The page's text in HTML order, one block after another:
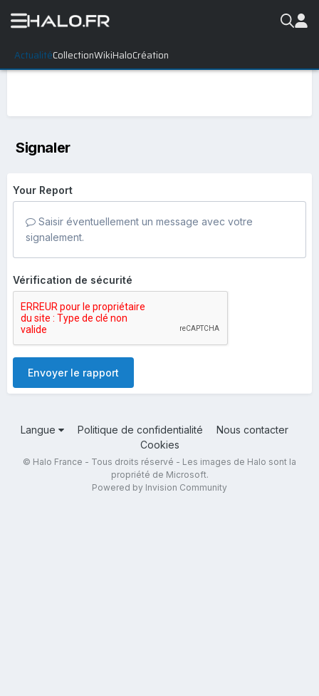
ActualitéCollectionWikiHaloCréation
Signaler
Your Report
Saisir éventuellement un message avec votre
signalement.
Vérification de sécurité
Envoyer le rapport
Langue Politique de confidentialité
Nous contacter
Cookies
© Halo France - Tous droits réservé - Les images de Halo sont la
propriété de Microsoft.
Powered by Invision Community